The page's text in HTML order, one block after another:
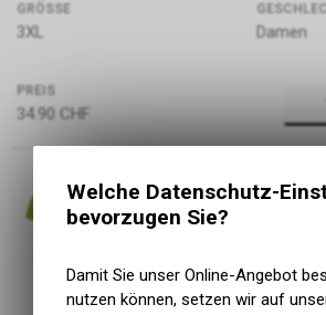
GRÖSSE
3XL Damen
PREIS
34.90 CHF
Welche Datenschutz-
bevorzugen Sie?
Damit Sie unser Online-Angebot
nutzen können, setzen wir auf